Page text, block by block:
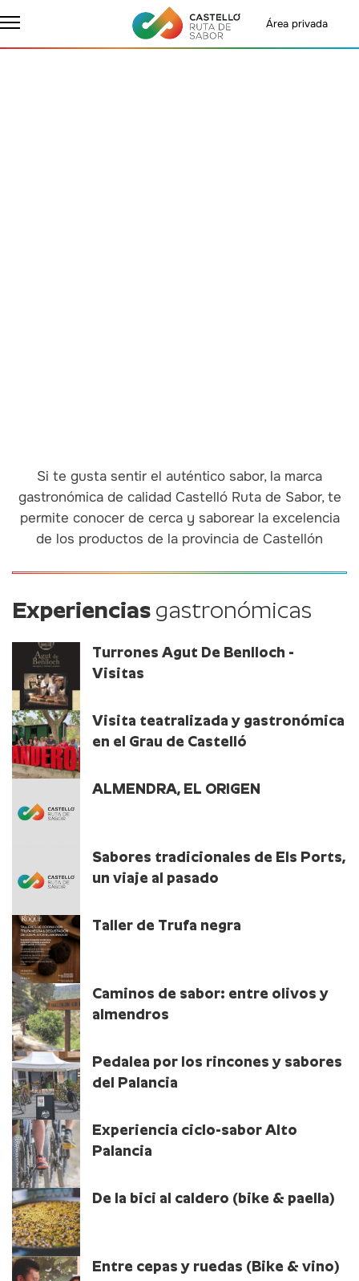
Área privada
Si te gusta sentir el auténtico sabor, la marca
gastronómica de calidad Castelló Ruta de Sabor, te
permite conocer de cerca y saborear la excelencia
de los productos de la provincia de Castellón
Experiencias gastronómicas
Turrones Agut De Benlloch -
Visitas
Visita teatralizada y gastronómica
en el Grau de Castelló
ALMENDRA, EL ORIGEN
Sabores tradicionales de Els Ports,
un viaje al pasado
Taller de Trufa negra
Caminos de sabor: entre olivos y
almendros
Pedalea por los rincones y sabores
del Palancia
Experiencia ciclo-sabor Alto
Palancia
De la bici al caldero (bike & paella)
Entre cepas y ruedas (Bike & vino)